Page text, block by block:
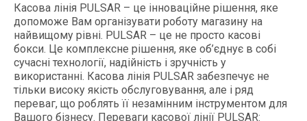
Касова лінія PULSAR – це інноваційне рішення, яке
допоможе Вам організувати роботу магазину на
найвищому рівні. PULSAR – це не просто касові
бокси. Це комплексне рішення, яке об’єднує в собі
сучасні технології, надійність і зручність у
використанні. Касова лінія PULSAR забезпечує не
тільки високу якість обслуговування, але і ряд
переваг, що роблять її незамінним інструментом для
Вашого бізнесу. Переваги касової лінії PULSAR: